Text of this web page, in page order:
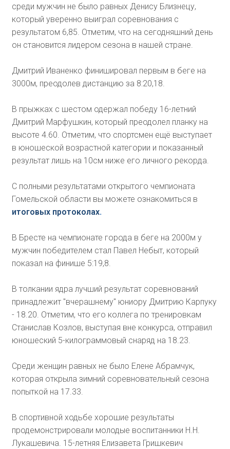
среди мужчин не было равных Денису Близнецу,
который уверенно выиграл соревнования с
результатом 6,85. Отметим, что на сегодняшний день
он становится лидером сезона в нашей стране.
Дмитрий Иваненко финишировал первым в беге на
3000м, преодолев дистанцию за 8:20,18.
В прыжках с шестом одержал победу 16-летний
Дмитрий Марфушкин, который преодолел планку на
высоте 4.60. Отметим, что спортсмен ещё выступает
в юношеской возрастной категории и показанный
результат лишь на 10см ниже его личного рекорда.
С полными результатами открытого чемпионата
Гомельской области вы можете ознакомиться в
итоговых протоколах.
В Бресте на чемпионате города в беге на 2000м у
мужчин победителем стал Павел Небыт, который
показал на финише 5:19,8.
В толкании ядра лучший результат соревнований
принадлежит "вчерашнему" юниору Дмитрию Карпуку
- 18.20. Отметим, что его коллега по тренировкам
Станислав Козлов, выступая вне конкурса, отправил
юношеский 5-килограммовый снаряд на 18.23.
Среди женщин равных не было Елене Абрамчук,
которая открыла зимний соревновательный сезона
попыткой на 17.33.
В спортивной ходьбе хорошие результаты
продемонстрировали молодые воспитанники Н.Н.
Лукашевича. 15-летняя Елизавета Гришкевич